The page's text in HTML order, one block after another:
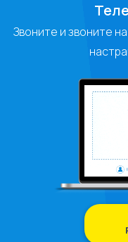
Звоните и звоните